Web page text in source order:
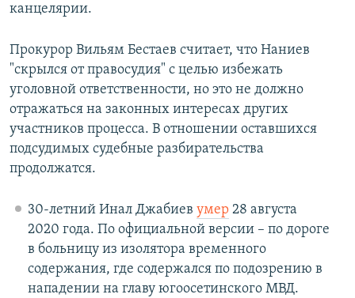
канцелярии.
Прокурор Вильям Бестаев считает, что Наниев
"скрылся от правосудия" с целью избежать
уголовной ответственности, но это не должно
отражаться на законных интересах других
участников процесса. В отношении оставшихся
подсудимых судебные разбирательства
продолжатся.
30-летний Инал Джабиев умер 28 августа
2020 года. По официальной версии – по дороге
в больницу из изолятора временного
содержания, где содержался по подозрению в
нападении на главу югоосетинского МВД.